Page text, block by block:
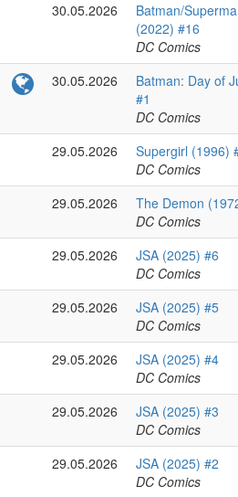
30.05.2026
Batman/
(2022) #16
DC Comics
30.05.2026
Batman: Day of
#1
DC Comics
29.05.2026
Supergirl (1996)
DC Comics
29.05.2026
The Demon
DC Comics
29.05.2026
JSA (2025) #6
DC Comics
29.05.2026
JSA (2025) #5
DC Comics
29.05.2026
JSA (2025) #4
DC Comics
29.05.2026
JSA (2025) #3
DC Comics
29.05.2026
JSA (2025) #2
DC Comics